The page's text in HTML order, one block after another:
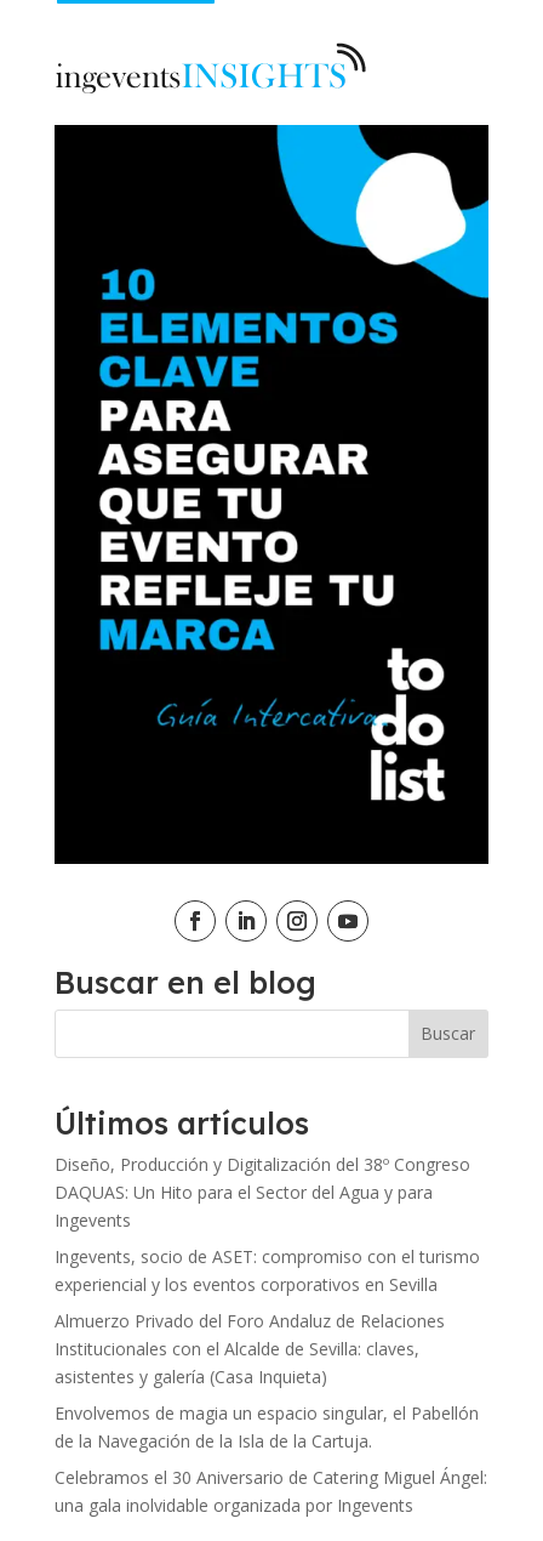
Buscar en el blog
Últimos artículos
Diseño, Producción y Digitalización del 38º Congreso
DAQUAS: Un Hito para el Sector del Agua y para
Ingevents
Ingevents, socio de ASET: compromiso con el turismo
experiencial y los eventos corporativos en Sevilla
Almuerzo Privado del Foro Andaluz de Relaciones
Institucionales con el Alcalde de Sevilla: claves,
asistentes y galería (Casa Inquieta)
Envolvemos de magia un espacio singular, el Pabellón
de la Navegación de la Isla de la Cartuja.
Celebramos el 30 Aniversario de Catering Miguel Ángel:
una gala inolvidable organizada por Ingevents